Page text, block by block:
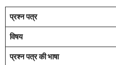
प्रश्न पत्र
विषय
प्रश्न पत्र की भाषा